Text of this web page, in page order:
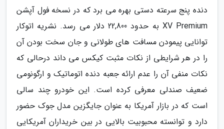
دنده پنج سرعته دستی بهره می برد که در نسخه فول آپشن
XV Premium به حدود 22,800 دلار می رسد. نشریه اتوکار
توانایی پیمودن مسافت های طولانی و جان سخت بودن آن
را در هر شرایطی از نکات مثبت کیکس می داند درحالی که
نکات منفی آن را عدم ارائه جعبه دنده اتوماتیک و ارگونومی
ضعیف صندلی معرفی کرده است. این خودرو چند سالی
است که در بازار آمریکا به عنوان جایگزین مدل جوک حضور
دارد و توانسته محبوبیت بالایی در بین خریداران آمریکایی